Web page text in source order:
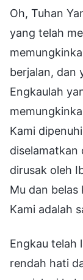
Oh, Tuhan
yang telah
berjalan, dan
Engkaulah
Kami
diselamatkan
dirusak oleh
Mu dan
Kami adalah
Engkau telah
rendah hati